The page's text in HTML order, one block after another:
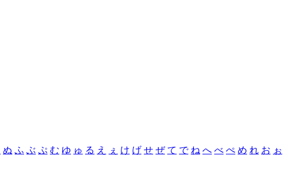
ぬ ふ ぶ ぷ む ゆ ゅ る え ぇ け げ せ ぜ て で ね へ べ ぺ め れ お ぉ